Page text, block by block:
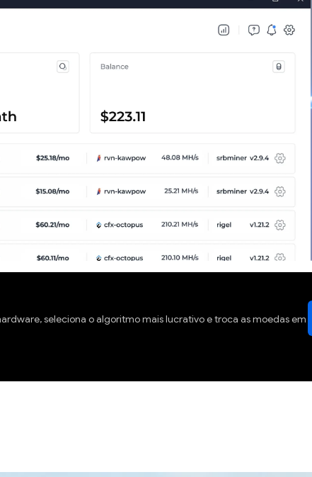
seleciona o algoritmo mais lucrativo e troca as moedas em